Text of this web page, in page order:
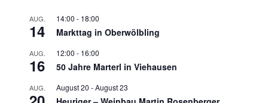
AUG.
14
14:00 - 18:00
Markttag in Oberwölbling
AUG.
16
12:00 - 16:00
50 Jahre Marterl in Viehausen
AUG. August 20 -August 23